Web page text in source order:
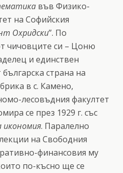
във Физико-
на Софийския
Охридски”. По
чичовците си – Цоню
и единствен
страна на
в с. Камено,
лесовъдния факултет
се през 1929 г. със
икономия. Паралелно
на Свободния
финансовия му
по-късно ще се